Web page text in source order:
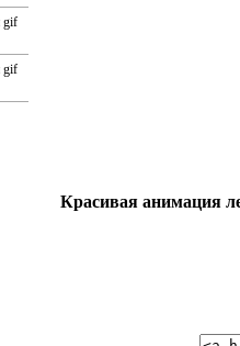
gif
gif
Красивая анимация